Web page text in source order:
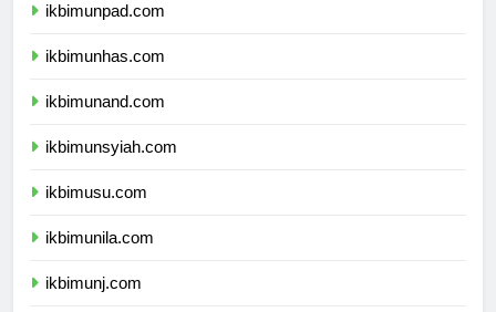
ikbimunpad.com
ikbimunhas.com
ikbimunand.com
ikbimunsyiah.com
ikbimusu.com
ikbimunila.com
ikbimunj.com